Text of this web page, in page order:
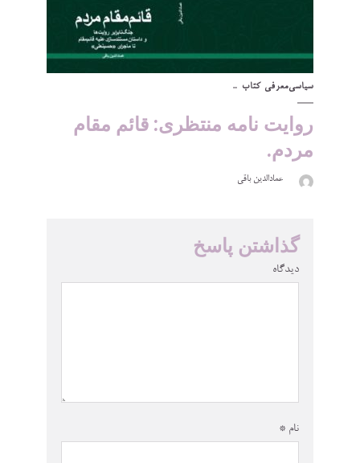
سیاسیمعرفی کتاب
روایت نامه منتظری: قائم مقام
مردم.
عمادالدین باقی
گذاشتن پاسخ
دیدگاه
نام *